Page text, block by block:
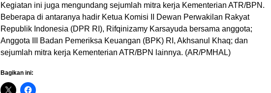
Kegiatan ini juga mengundang sejumlah mitra kerja Kementerian ATR/BPN.
Beberapa di antaranya hadir Ketua Komisi II Dewan Perwakilan Rakyat
Republik Indonesia (DPR RI), Rifqinizamy Karsayuda bersama anggota;
Anggota III Badan Pemeriksa Keuangan (BPK) RI, Akhsanul Khaq; dan
sejumlah mitra kerja Kementerian ATR/BPN lainnya. (AR/PMHAL)
Bagikan ini: